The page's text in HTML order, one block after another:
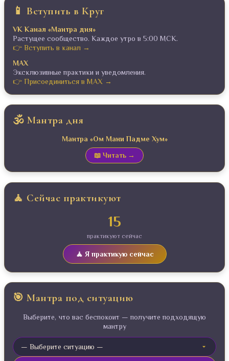
📱 Вступить в Круг
VK Канал «Мантра дня»
Растущее сообщество. Каждое утро в 5:00 МСК.
👉 Вступить в канал →
MAX
Эксклюзивные практики и уведомления.
👉 Присоединиться в MAX →
🕉️ Мантра дня
Мантра «Ом Мани Падме Хум»
📖 Читать →
🧘 Сейчас практикуют
15
практикуют сейчас
🧘 Я практикую сейчас
🎯 Мантра под ситуацию
Выберите, что вас беспокоит — получите подходящую
мантру